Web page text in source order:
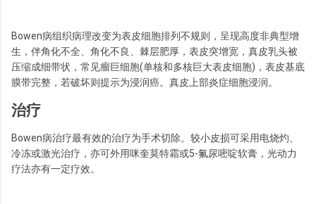
Bowen病组织病理改变为表皮细胞排列不规则，呈现高度非典型增
生，伴角化不全、角化不良、棘层肥厚，表皮突增宽，真皮乳头被
压缩成细带状，常见瘤巨细胞(单核和多核巨大表皮细胞)，表皮基底
膜带完整，若破坏则提示为浸润癌。真皮上部炎症细胞浸润。
治疗
Bowen病治疗最有效的治疗为手术切除。较小皮损可采用电烧灼、
冷冻或激光治疗，亦可外用咪奎莫特霜或5-氟尿嘧啶软膏，光动力
疗法亦有一定疗效。